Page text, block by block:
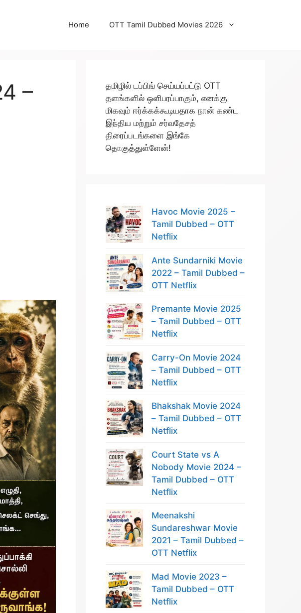
Home OTT Tamil Dubbed Movies 2026
–
தமிழில் டப்பிங் செய்யப்பட்டு OTT
தளங்களில் ஒளிபரப்பாகும், எனக்கு
மிகவும் ஈர்க்கக்கூடியதாக நான் கண்ட
இந்திய மற்றும் சர்வதேசத்
திரைப்படங்களை இங்கே
தொகுத்துள்ளேன்!
Havoc Movie 2025 –
Tamil Dubbed – OTT
Netflix
Ante Sundarniki Movie
2022 – Tamil Dubbed –
OTT Netflix
Premante Movie 2025
– Tamil Dubbed – OTT
Netflix
Carry-On Movie 2024
– Tamil Dubbed – OTT
Netflix
Bhakshak Movie 2024
– Tamil Dubbed – OTT
Netflix
Court State vs A
Nobody Movie 2024 –
Tamil Dubbed – OTT
Netflix
Meenakshi
Sundareshwar Movie
2021 – Tamil Dubbed –
OTT Netflix
Mad Movie 2023 –
Tamil Dubbed – OTT
Netflix